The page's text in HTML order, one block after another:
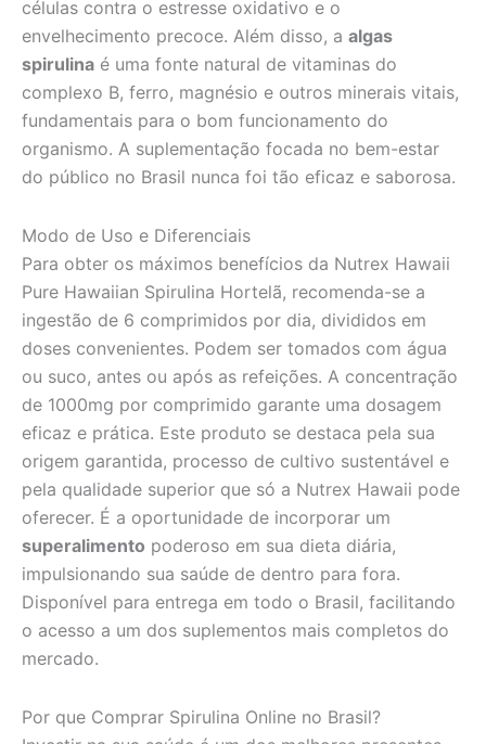
células contra o estresse oxidativo e o
envelhecimento precoce. Além disso, a algas
spirulina é uma fonte natural de vitaminas do
complexo B, ferro, magnésio e outros minerais vitais,
fundamentais para o bom funcionamento do
organismo. A suplementação focada no bem-estar
do público no Brasil nunca foi tão eficaz e saborosa.
Modo de Uso e Diferenciais
Para obter os máximos benefícios da Nutrex Hawaii
Pure Hawaiian Spirulina Hortelã, recomenda-se a
ingestão de 6 comprimidos por dia, divididos em
doses convenientes. Podem ser tomados com água
ou suco, antes ou após as refeições. A concentração
de 1000mg por comprimido garante uma dosagem
eficaz e prática. Este produto se destaca pela sua
origem garantida, processo de cultivo sustentável e
pela qualidade superior que só a Nutrex Hawaii pode
oferecer. É a oportunidade de incorporar um
superalimento poderoso em sua dieta diária,
impulsionando sua saúde de dentro para fora.
Disponível para entrega em todo o Brasil, facilitando
o acesso a um dos suplementos mais completos do
mercado.
Por que Comprar Spirulina Online no Brasil?